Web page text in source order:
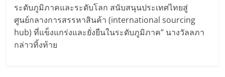
ระดับภูมิภาคและระดับโลก สนับสนุนประเทศไทยสู่
ศูนย์กลางการสรรหาสินค้า (international sourcing
hub) ที่แข็งแกร่งและยั่งยืนในระดับภูมิภาค” นางวัลลภา
กล่าวทิ้งท้าย